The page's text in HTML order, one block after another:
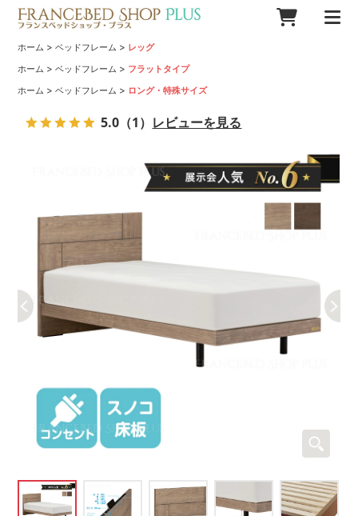
ホーム >ベッドフレーム > レッグ
ホーム >ベッドフレーム > フラットタイプ
ホーム >ベッドフレーム > ロング・特殊サイズ
5.0 （1） レビューを見る